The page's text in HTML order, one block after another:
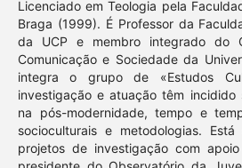
Licenciado em Teologia pela
Braga (1999). É Professor da
da UCP e membro integrado do
Comunicação e Sociedade da
integra o grupo de «Estudos
investigação e atuação têm incidido
na pós-modernidade, tempo e
socioculturais e metodologias.
projetos de investigação com